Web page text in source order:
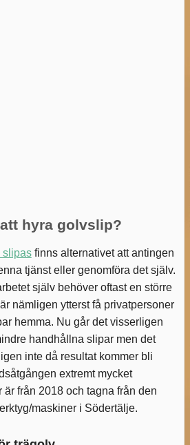
hyra golvslip?
slipasfinns alternativet att antingen
tjänst eller genomföra det själv.
själv behöver oftast en större
nämligen ytterst få privatpersoner
hemma. Nu går det visserligen
handhållna slipar men det
inte då resultat kommer bli
extremt mycket
från 2018 och tagna från den
maskiner i Södertälje.